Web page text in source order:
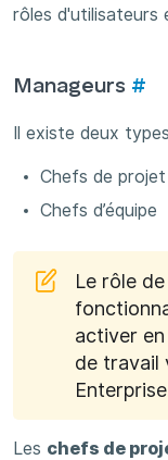
rôles
Manageurs #
Il existe deux
Chefs de projet
Chefs d’équipe
Le rôle
activer en
de travail
Les chefs de